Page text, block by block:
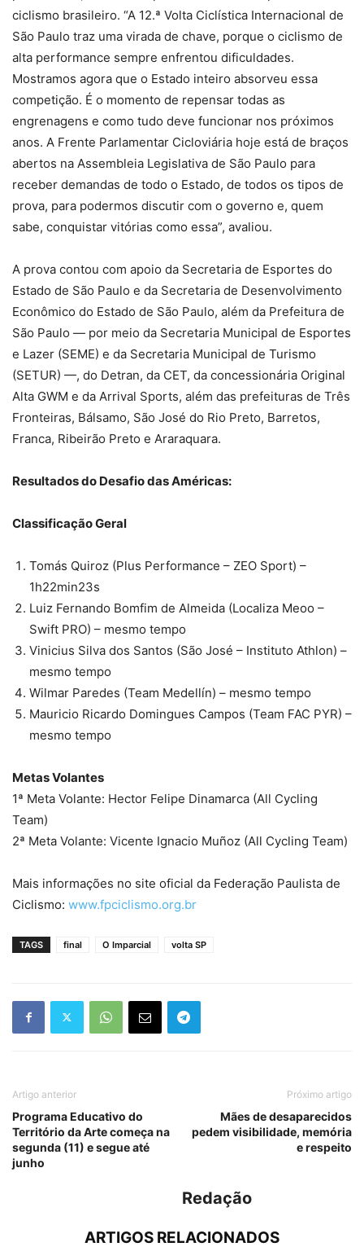
ciclismo brasileiro. “A 12.ª Volta Ciclística Internacional de
São Paulo traz uma virada de chave, porque o ciclismo de
alta performance sempre enfrentou dificuldades.
Mostramos agora que o Estado inteiro absorveu essa
competição. É o momento de repensar todas as
engrenagens e como tudo deve funcionar nos próximos
anos. A Frente Parlamentar Cicloviária hoje está de braços
abertos na Assembleia Legislativa de São Paulo para
receber demandas de todo o Estado, de todos os tipos de
prova, para podermos discutir com o governo e, quem
sabe, conquistar vitórias como essa”, avaliou.
A prova contou com apoio da Secretaria de Esportes do
Estado de São Paulo e da Secretaria de Desenvolvimento
Econômico do Estado de São Paulo, além da Prefeitura de
São Paulo — por meio da Secretaria Municipal de Esportes
e Lazer (SEME) e da Secretaria Municipal de Turismo
(SETUR) —, do Detran, da CET, da concessionária Original
Alta GWM e da Arrival Sports, além das prefeituras de Três
Fronteiras, Bálsamo, São José do Rio Preto, Barretos,
Franca, Ribeirão Preto e Araraquara.
Resultados do Desafio das Américas:
Classificação Geral
Tomás Quiroz (Plus Performance – ZEO Sport) –
1h22min23s
Luiz Fernando Bomfim de Almeida (Localiza Meoo –
Swift PRO) – mesmo tempo
Vinicius Silva dos Santos (São José – Instituto Athlon) –
mesmo tempo
Wilmar Paredes (Team Medellín) – mesmo tempo
Mauricio Ricardo Domingues Campos (Team FAC PYR) –
mesmo tempo
Metas Volantes
1ª Meta Volante: Hector Felipe Dinamarca (All Cycling
Team)
2ª Meta Volante: Vicente Ignacio Muñoz (All Cycling Team)
Mais informações no site oficial da Federação Paulista de
Ciclismo: www.fpciclismo.org.br
TAGS final O Imparcial volta SP
Artigo anterior
Programa Educativo do
Território da Arte começa na
segunda (11) e segue até
junho
Próximo artigo
Mães de desaparecidos
pedem visibilidade, memória
e respeito
Redação
ARTIGOS RELACIONADOS